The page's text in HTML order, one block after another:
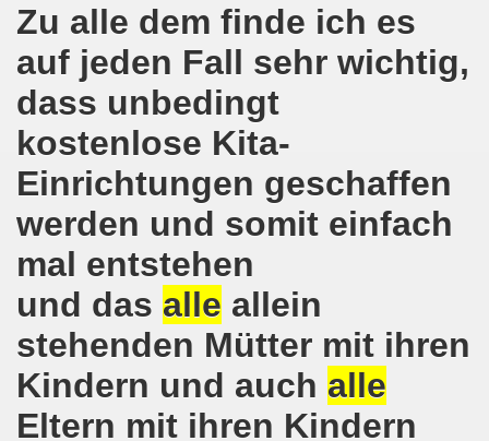
Zu alle dem finde ich es
auf jeden Fall sehr wichtig,
dass unbedingt
kostenlose Kita-
Einrichtungen geschaffen
werden und somit einfach
mal entstehen
und das alle allein
stehenden Mütter mit ihren
Kindern und auch alle
Eltern mit ihren Kindern
und dadurch wurde bis zum heutigen Zeitpunkt im
16 Jahre Gelsenkirchener Montagsdemo-
Bewegung - Jubiläum am 10.08.2020
im Kampf um Arbeitsplätze und auch im Kampf
Bewegung reiht sich ein am 08.06.2020 in weltweite
und die einzigartige Show-Einlage von dir aus dem
Bewegung am 08.06.2020 im Zeichen der Solidarität
am 25.05.2020: Jetzt erst RECHT die
am 25.05.2020 - Corona-Gerecht und